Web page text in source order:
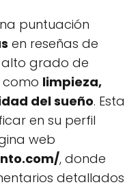
puntuación
en reseñas de
alto grado de
limpieza,
del sueño. Esta
en su perfil
web
, donde
detallados